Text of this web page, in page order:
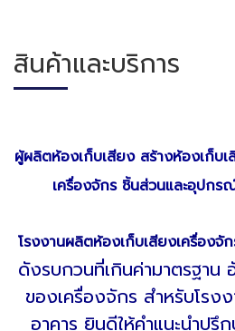
สินค้าและบริการ
ผู้ผลิตห้องเก็บเสียง สร้างห้องเก็บ
เครื่องจักร ชิ้นส่วนและอุปก
โรงงานผลิตห้องเก็บเสียงเครื่องจั
ดังรบกวนที่เกินค่ามาตรฐาน
ของเครื่องจักร สำหรับโรง
อาคาร ยินดีให้คำแนะนำปรึ